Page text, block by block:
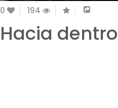
0 194
Hacia dentro